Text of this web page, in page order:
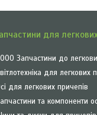
для
Запчастини до
для легкових
для легкових причепів
та компоненти